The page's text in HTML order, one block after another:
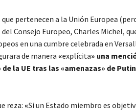
pertenecen a la Unión Europea
Consejo Europeo, Charles Michel,
en una cumbre celebrada en
de manera «explícita» una
la UE tras las «amenazas» de
reza: «Si un Estado miembro es